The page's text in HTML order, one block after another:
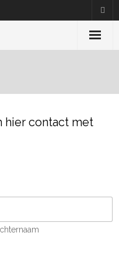
hier contact met